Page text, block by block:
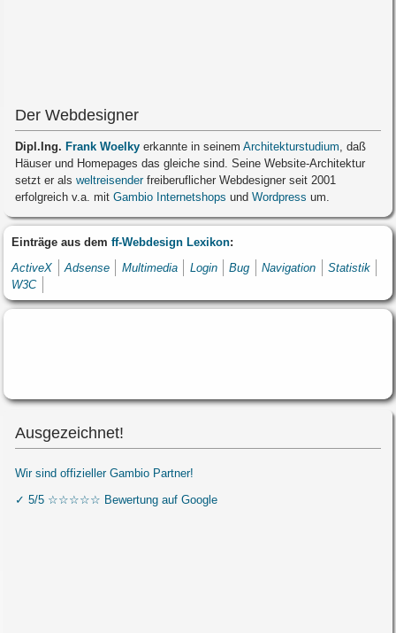
Der Webdesigner
Dipl.Ing. Frank Woelky erkannte in seinemArchitekturstudium, daß
Häuser und Homepages das gleiche sind. Seine Website-Architektur
setzt er alsweltreisenderfreiberuflicher Webdesigner seit 2001
erfolgreich v.a. mitGambio Internetshops undWordpress um.
Einträge aus demff-Webdesign Lexikon:
ActiveX
Adsense Multimedia Login Bug Navigation
Statistik
W3C
Ausgezeichnet!
Wir sind offizieller Gambio Partner!
✓ 5/5 ☆☆☆☆☆ Bewertung auf Google